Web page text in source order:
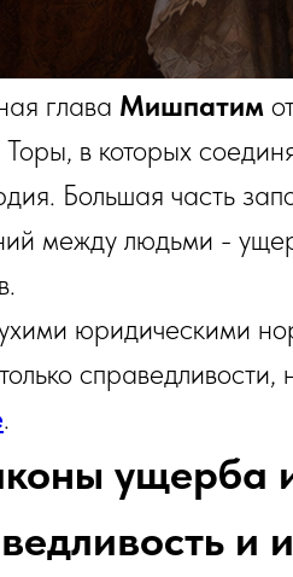
глава Мишпатим
Торы, в которых
Большая часть
между людьми -
юридическими
справедливости,
.
ущерба
и